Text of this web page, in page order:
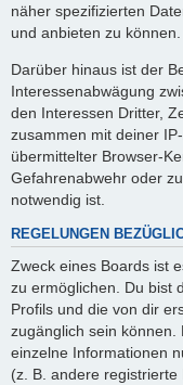
näher spezifizierten
und anbieten zu können.
Darüber hinaus ist der
Interessenabwägung
den Interessen Dritter,
zusammen mit deiner
übermittelter Browser-
Gefahrenabwehr oder
notwendig ist.
REGELUNGEN
Zweck eines Boards ist
zu ermöglichen. Du bist
Profils und die von dir
zugänglich sein
einzelne Informationen
(z. B. andere